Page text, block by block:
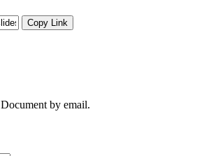
Copy Link
Document by email.